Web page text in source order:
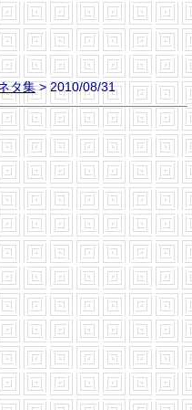
タ集> 2010/08/31